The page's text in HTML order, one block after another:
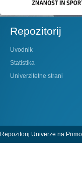
Repozitorij
Uvodnik
Statistika
Univerzitetne strani
Repozitorij Univerze na